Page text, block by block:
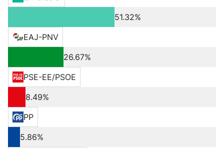
51.32%
EAJ-PNV
26.67%
PSE-EE/PSOE
8.49%
PP
5.86%